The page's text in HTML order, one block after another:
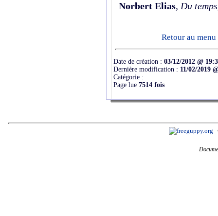
Norbert Elias,Du temps
Retour au
Date de création : 03/12/2012 @
Dernière modification : 11/02/2019
Catégorie :
Page lue 7514 fois